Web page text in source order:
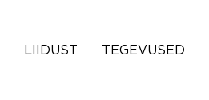
LIIDUST TEGEVUSED